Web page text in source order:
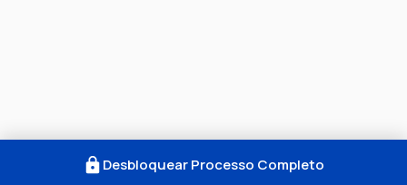
Desbloquear Processo Completo